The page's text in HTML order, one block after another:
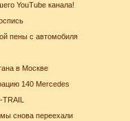
YouTube канала!
пены с автомобиля
в Москве
140 Mercedes
снова переехали